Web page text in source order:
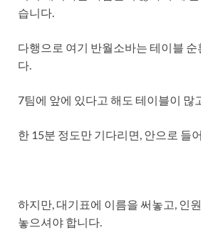
습니다.
다행으로 여기 반월소바는 테이블
다.
7팀에 앞에 있다고 해도 테이블이 많
한 15분 정도만 기다리면, 안으로 들
하지만, 대기표에 이름을 써놓고, 인
놓으셔야 합니다.